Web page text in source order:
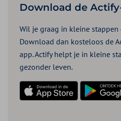
Download de
Wil je graag in kleine stappen
Download dan kosteloos de
app. Actify helpt je in kleine
gezonder leven.
Download in de App Store
Download